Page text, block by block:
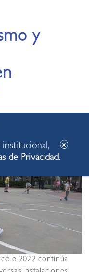
y
2022 continúa
de Privacidad.